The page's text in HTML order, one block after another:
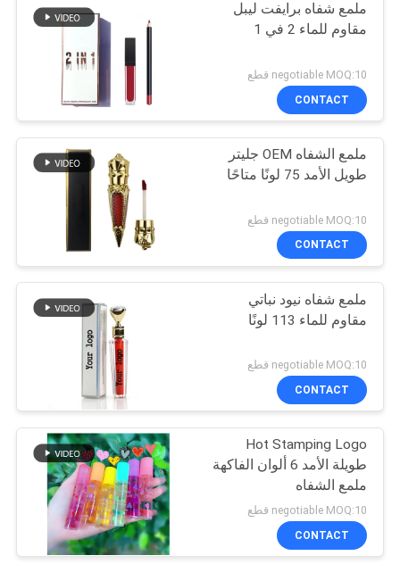
جل طلاء الأظافر
بالأشعة فوق
البنفسجية
6
جهاز إزالة الشعر
المنزلي IPL
12
جهاز تجميل الجلد
المصغر RF
16
ملمع شفاه برايفت ليبل
مقاوم للماء 2 في 1
negotiable MOQ:10 قطع
CONTACT
ملمع الشفاه OEM جليتر
طويل الأمد 75 لونًا متاحًا
negotiable MOQ:10 قطع
CONTACT
ملمع شفاه نيود نباتي
مقاوم للماء 113 لونًا
negotiable MOQ:10 قطع
CONTACT
Hot Stamping Logo
طويلة الأمد 6 ألوان الفاكهة
ملمع الشفاه
negotiable MOQ:10 قطع
CONTACT